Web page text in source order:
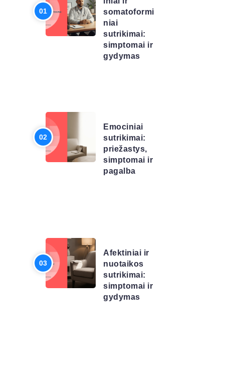
somatoformi
niai
sutrikimai:
simptomai ir
gydymas
Emociniai
sutrikimai:
priežastys,
simptomai ir
pagalba
Afektiniai ir
nuotaikos
sutrikimai:
simptomai ir
gydymas